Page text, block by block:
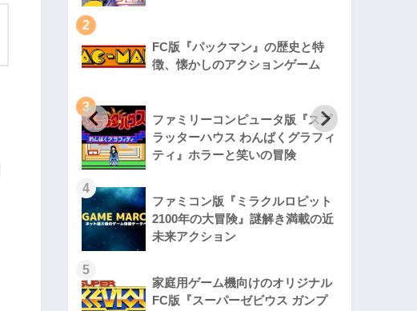
2
FC版『パックマン』の歴史と特
徴、懐かしのアクションゲーム
3
ファミリーコンピュータ版『スプ
ラッターハウス わんぱくグラフィ
ティ』ホラーと笑いの冒険
4
ファミコン版『ミラクルロピット
2100年の大冒険』謎解き満載の近
未来アクション
5
家庭用ゲーム機向けのオリジナル
FC版『スーパーゼビウス ガンプ